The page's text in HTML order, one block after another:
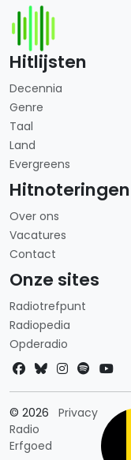
Hitlijsten
Decennia
Genre
Taal
Land
Evergreens
Hitnoteringen
Over ons
Vacatures
Contact
Onze sites
Radiotrefpunt
Radiopedia
Opderadio
© 2026
Radio
Erfgoed
Privacy